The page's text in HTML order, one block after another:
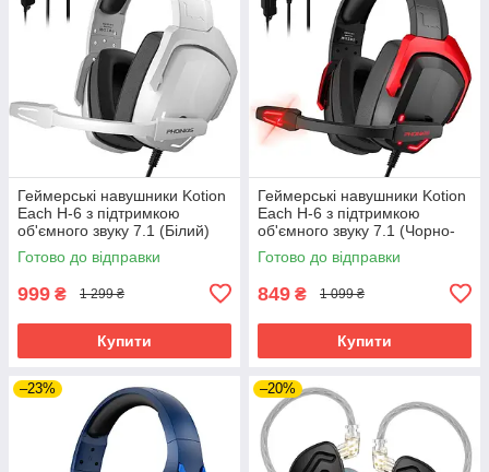
Геймерські навушники Kotion
Each H-6 з підтримкою
об'ємного звуку 7.1 (Білий)
Готово до відправки
999 ₴ 1 299 ₴
Купити
Геймерські навушники Kotion
Each H-6 з підтримкою
об'ємного звуку 7.1 (Чорно-
червоний)
Готово до відправки
849 ₴ 1 099 ₴
Купити
–23% –20%